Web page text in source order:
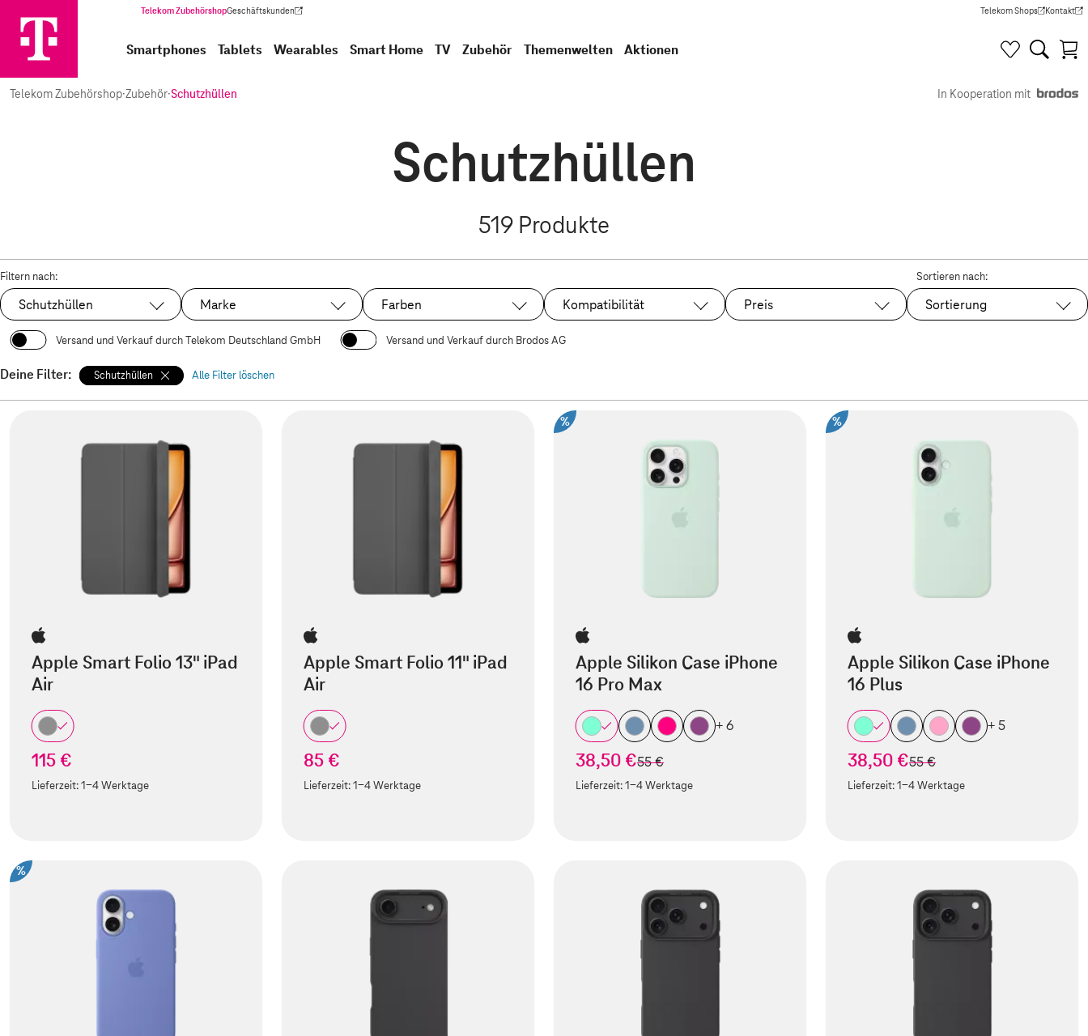
Telekom ZubehörshopGeschäftskunden
(Wird in einem neuen Tab geöffnet) Telekom Shops
(Wird in einem neuen Tab
Kontakt
(Wird in
Smartphones Tablets Wearables Smart Home TV Zubehör Themenwelten Aktionen
Telekom Zubehörshop·Zubehör·Schutzhüllen In Kooperation mit
Schutzhüllen
519 Produkte
Filtern nach:
Ausgewählt:
Schutzhüllen Marke Farben Kompatibilität Preis
Sortieren nach:
Sortierung
Versand und Verkauf durch Telekom Deutschland GmbH Versand und Verkauf durch Brodos AG
Deine Filter: Schutzhüllen Alle Filter löschen
Apple Smart Folio 13" iPad
Air
115 €
Lieferzeit:1-4 Werktage
Apple Smart Folio 11" iPad
Air
85 €
Lieferzeit:1-4 Werktage
%
Apple Silikon Case iPhone
16 Pro Max
+ 6
38,50 €statt
55 €
Lieferzeit:1-4 Werktage
%
Apple Silikon Case iPhone
16 Plus
+ 5
38,50 €statt
55 €
Lieferzeit:1-4 Werktage
%